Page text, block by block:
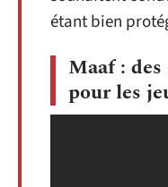
étant bien
Maaf :
pour les